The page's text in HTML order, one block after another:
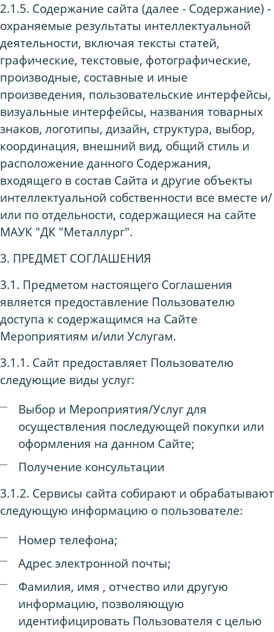
2.1.5. Содержание сайта (далее - Содержание) -
охраняемые результаты интеллектуальной
деятельности, включая тексты статей,
графические, текстовые, фотографические,
производные, составные и иные
произведения, пользовательские интерфейсы,
визуальные интерфейсы, названия товарных
знаков, логотипы, дизайн, структура, выбор,
координация, внешний вид, общий стиль и
расположение данного Содержания,
входящего в состав Сайта и другие объекты
интеллектуальной собственности все вместе и/
или по отдельности, содержащиеся на сайте
МАУК "ДК "Металлург".
3. ПРЕДМЕТ СОГЛАШЕНИЯ
3.1. Предметом настоящего Соглашения
является предоставление Пользователю
доступа к содержащимся на Сайте
Мероприятиям и/или Услугам.
3.1.1. Сайт предоставляет Пользователю
следующие виды услуг:
Выбор и Мероприятия/Услуг для
осуществления последующей покупки или
оформления на данном Сайте;
Получение консультации
3.1.2. Сервисы сайта собирают и обрабатывают
следующую информацию о пользователе:
Номер телефона;
Адрес электронной почты;
Фамилия, имя , отчество или другую
информацию, позволяющую
идентифицировать Пользователя с целью